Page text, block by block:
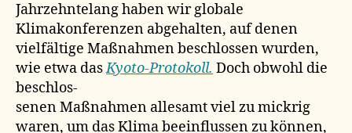
Jahrzehntelang haben wir globale
Klimakonferenzen abgehalten, auf denen
vielfältige Maßnahmen beschlossen wurden,
wie etwa dasKyoto-Protokoll. Doch obwohl die
beschlos-
senen Maßnahmen allesamt viel zu mickrig
waren, um das Klima beeinflussen zu können,